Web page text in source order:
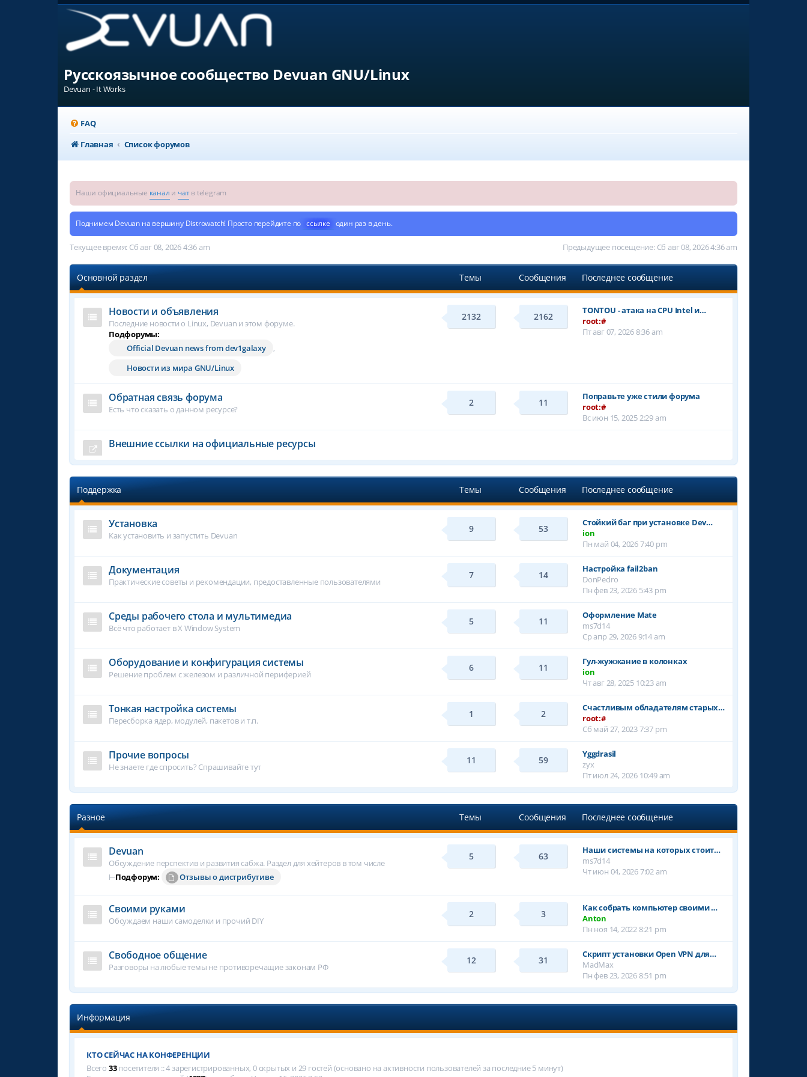
Русскоязычное сообщество Devuan GNU/Linux
Devuan - It Works
FAQ
Главная
Список форумов
Наши официальные канал и чатв telegram
Поднимем Devuan на вершину Distrowatch! Просто перейдите по ссылке один раз в день.
Предыдущее посещение: Сб авг 08, 2026 4:36 am
Текущее время: Сб авг 08, 2026 4:36 am
Основной раздел Темы Сообщения Последнее сообщение
Новости и объявления
Последние новости о Linux, Devuan и этом форуме.
Подфорумы:
Official Devuan news from dev1galaxy
,
Новости из мира GNU/Linux
2132 2162
TONTOU - атака на CPU Intel и…
root:#
Пт авг 07, 2026 8:36 am
Обратная связь форума
Есть что сказать о данном ресурсе?
2 11
Поправьте уже стили форума
root:#
Вс июн 15, 2025 2:29 am
Внешние ссылки на официальные ресурсы
Поддержка Темы Сообщения Последнее сообщение
Установка
Как установить и запустить Devuan
9 53
Стойкий баг при установке Dev…
ion
Пн май 04, 2026 7:40 pm
Документация
Практические советы и рекомендации, предоставленные пользователями
7 14
Настройка fail2ban
DonPedro
Пн фев 23, 2026 5:43 pm
Среды рабочего стола и мультимедиа
Всё что работает в X Window System
5 11
Оформление Mate
ms7d14
Ср апр 29, 2026 9:14 am
Оборудование и конфигурация системы
Решение проблем с железом и различной периферией
6 11
Гул-жужжание в колонках
ion
Чт авг 28, 2025 10:23 am
Тонкая настройка системы
Пересборка ядер, модулей, пакетов и т.п.
1 2
Счастливым обладателям старых…
root:#
Сб май 27, 2023 7:37 pm
Прочие вопросы
Не знаете где спросить? Спрашивайте тут
11 59
Yggdrasil
zyx
Пт июл 24, 2026 10:49 am
Разное Темы Сообщения Последнее сообщение
Devuan
Обсуждение перспектив и развития сабжа. Раздел для хейтеров в том числе
⊢Подфорум: Отзывы о дистрибутиве
5 63
Наши системы на которых стоит…
ms7d14
Чт июн 04, 2026 7:02 am
Своими руками
Обсуждаем наши самоделки и прочий DIY
2 3
Как собрать компьютер своими …
Anton
Пн ноя 14, 2022 8:21 pm
Свободное общение
Разговоры на любые темы не противоречащие законам РФ
12 31
Cкрипт установки Open VPN для…
MadMax
Пн фев 23, 2026 8:51 pm
Информация
КТО СЕЙЧАС НА КОНФЕРЕНЦИИ
Всего 33посетителя :: 4 зарегистрированных, 0 скрытых и 29 гостей (основано на активности пользователей за последние 5 минут)